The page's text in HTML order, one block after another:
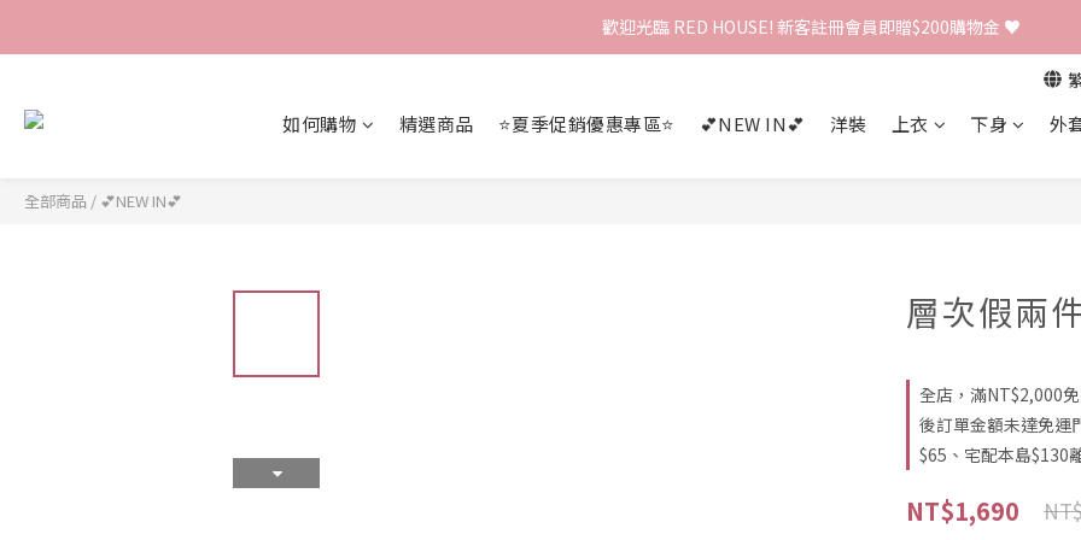
歡迎光臨 RED HOUSE! 新客註冊會員即贈$200購物金 ♥
歡迎光臨 RED HOUSE! 新客註冊會員即贈$200購物金 ♥
歡迎光臨 RED HOUSE! 新客註冊會員即贈$200購物金 ♥
如何購物 精選商品 ⭐夏季促銷優惠專區⭐ 💕NEW IN💕 洋裝 上衣 下身 外
全部商品 / 💕NEW IN💕
層次假兩
全店，滿NT$2,000
後訂單金額未達免運
$65、宅配本島$130
NT$1,690